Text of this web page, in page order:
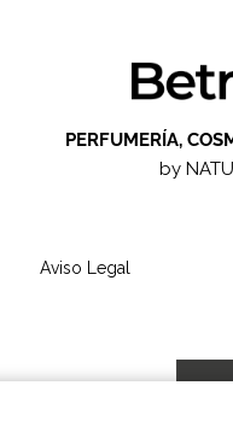
PERFUMERÍA,
by
Aviso Legal